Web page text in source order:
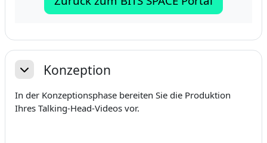
EinklappenKonzeption
In der Konzeptionsphase bereiten Sie die Produktion
Ihres Talking-Head-Videos vor.